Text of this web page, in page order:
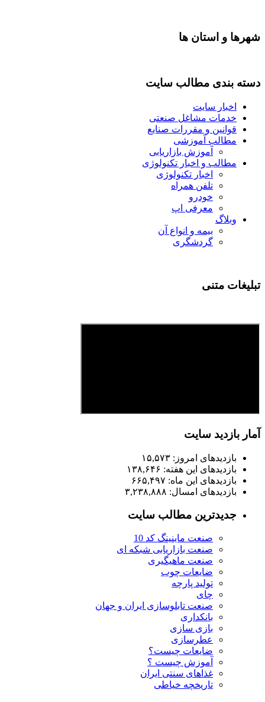
شهرها و استان ها
دسته بندی مطالب سایت
اخبار سایت
خدمات مشاغل صنعتی
قوانین و مقررات صنایع
مطالب آموزشی
آموزش بازاریابی
مطالب و اخبار تکنولوژی
اخبار تکنولوژی
تلفن همراه
خودرو
معرفی اپ
وبلاگ
بیمه و انواع آن
گردشگری
تبلیغات متنی
آمار بازدید سایت
بازدیدهای امروز: ۱۵,۵۷۳
بازدیدهای این هفته: ۱۳۸,۶۴۶
بازدیدهای این ماه: ۶۶۵,۴۹۷
بازدیدهای امسال: ۳,۲۳۸,۸۸۸
جدیدترین مطالب سایت
صنعت ماینینگ کد 10
صنعت بازاریابی شبکه ای
صنعت ماهیگیری
ضایعات چوب
تولید پارچه
چای
صنعت تابلوسازی ایران و جهان
بانکداری
بازی سازی
عطرسازی
ضایعات چیست؟
آموزش چیست ؟
غذاهای سنتی ایران
تاریخچه خیاطی